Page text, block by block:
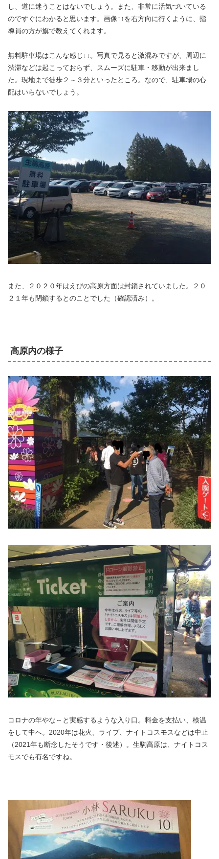
し、道に迷うことはないでしょう。また、非常に活気づいている
のですぐにわかると思います。画像↑↑を右方向に行くように、指
導員の方が旗で教えてくれます。
無料駐車場はこんな感じ↓↓。写真で見ると激混みですが、周辺に
渋滞などは起こっておらず、スムーズに駐車・移動が出来まし
た。現地まで徒歩２～３分といったところ。なので、駐車場の心
配はいらないでしょう。
また、２０２０年はえびの高原方面は封鎖されていました。２０
２１年も閉鎖するとのことでした（確認済み）。
高原内の様子
コロナの年やな～と実感するような入り口。料金を支払い、検温
をして中へ。2020年は花火、ライブ、ナイトコスモスなどは中止
（2021年も断念したそうです・後述）。生駒高原は、ナイトコス
モスでも有名ですね。